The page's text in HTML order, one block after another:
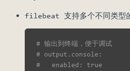
filebeat 支持多个不同类型
# 输出到终端，便于调试
# output.console:
#   enabled: true